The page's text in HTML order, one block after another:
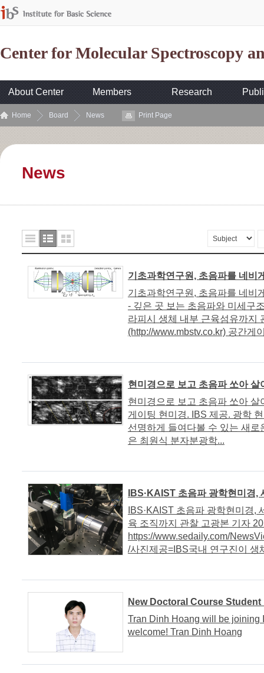
Center for Molecular Spectroscopy
About Center Members Research
Home Board News Print Page
News
기초과학연구원, 초음파를 네비
기초과학연구원, 초음파를 네비
- 깊은 곳 보는 초음파와 미세구
라피시 생체 내부 근육섬유까지
(http://www.mbstv.co.kr) 공간게
현미경으로 보고 초음파 쏘아 살
현미경으로 보고 초음파 쏘아
게이팅 현미경. IBS 제공. 광학
선명하게 들여다볼 수 있는 새
은 최원식 분자분광학...
IBS·KAIST 초음파 광학현미경,
IBS·KAIST 초음파 광학현미경,
육 조직까지 관찰 고광본 기자
https://www.sedaily.com/
/사진제공=IBS국내 연구진이 생
New Doctoral Course Student
Tran Dinh Hoang will be joining
welcome! Tran Dinh Hoang